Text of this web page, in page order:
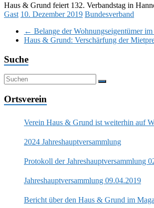
Haus & Grund feiert 132. Verbandstag in
Gast 10. Dezember 2019 Bundesverband
← Belange der Wohnungseigentümer
Haus & Grund: Verschärfung der
Suche
Ortsverein
Verein Haus & Grund ist weiterhin auf
2024 Jahreshauptversammlung
Protokoll der Jahreshauptversammlung
Jahreshauptversammlung 09.04.2019
Bericht über den Haus & Grund im